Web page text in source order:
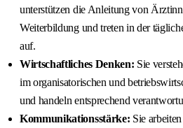
unterstützen die Anleitung von
Weiterbildung und treten in der
auf.
Wirtschaftliches Denken: Sie
im organisatorischen und
und handeln entsprechend
Kommunikationsstärke: Sie